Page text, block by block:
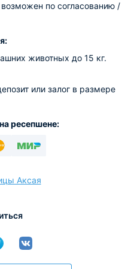
по согласованию /
животных до 15 кг.
или залог в размере
ресепшене:
Аксая